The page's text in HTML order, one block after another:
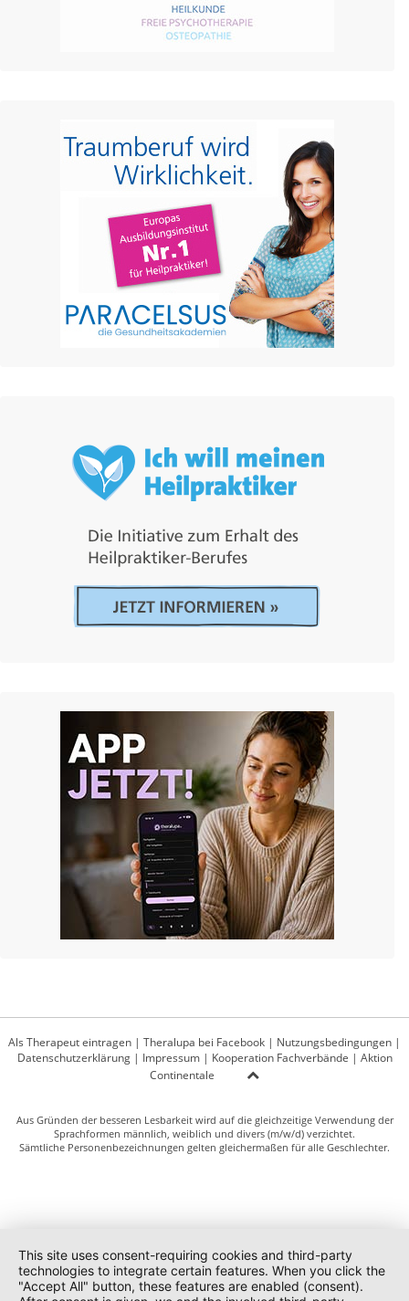
Als Therapeut eintragen | Theralupa bei Facebook | Nutzungsbedingungen |
Datenschutzerklärung| Impressum| Kooperation Fachverbände | Aktion
Continentale
Aus Gründen der besseren Lesbarkeit wird auf die gleichzeitige Verwendung der
Sprachformen männlich, weiblich und divers (m/w/d) verzichtet.
Sämtliche Personenbezeichnungen gelten gleichermaßen für alle Geschlechter.
This site uses consent-requiring cookies and third-party
technologies to integrate certain features. When you click the
"Accept All" button, these features are enabled (consent).